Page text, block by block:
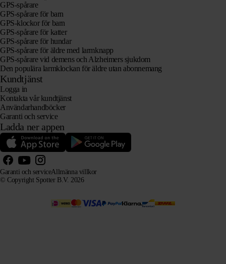
GPS-spårare
GPS-spårare för barn
GPS-klockor för barn
GPS-spårare för katter
GPS-spårare för hundar
GPS-spårare för äldre med larmknapp
GPS-spårare vid demens och Alzheimers sjukdom
Den populära larmklockan för äldre utan abonnemang
Kundtjänst
Logga in
Kontakta vår kundtjänst
Användarhandböcker
Garanti och service
Ladda ner appen
© Copyright Spotter B.V. 2026
Garanti och serviceAllmänna villkor